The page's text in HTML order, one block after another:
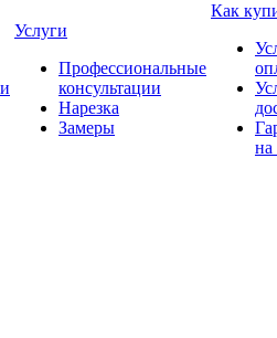
Услуги
Профессиональные
консультации
Нарезка
Замеры
Как
на